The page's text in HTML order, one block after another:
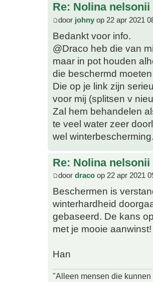
Re: Nolina nelsonii
door johny op 22 apr 2021
Bedankt voor info.
@Draco heb die van
maar in pot houden
die beschermd
Die op je link zijn
voor mij (splitsen v
Zal hem behandelen
te veel water zeer
wel
Re: Nolina nelsonii
door draco op 22 apr 2021
Beschermen is
winterhardheid
gebaseerd. De kans
met je mooie aanwinst!
Han
"Alleen mensen die